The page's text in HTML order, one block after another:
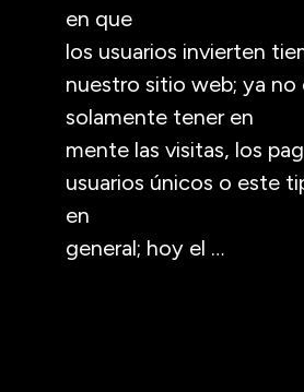
en que
los usuarios invierten
nuestro sitio web; ya no
solamente tener en
mente las visitas, los
usuarios únicos o este
en
general; hoy el …